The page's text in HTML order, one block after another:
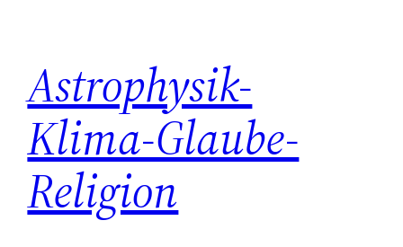
springen
Astrophysik-
Klima-Glaube-
Religion